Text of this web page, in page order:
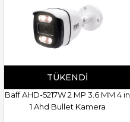
TÜKENDI
Baff AHD-5217W 2 MP 3.6 MM 4 in
1 Ahd Bullet Kamera